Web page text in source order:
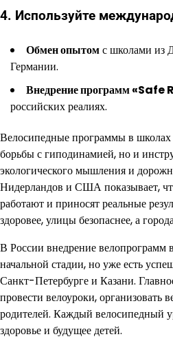
4. Используйте
Обмен опытомс школами из
Германии.
Внедрение программ
российских реалиях.
Велосипедные программы в школах
борьбы с гиподинамией, но и
экологического мышления и
Нидерландов и США показывает,
работают и приносят реальные
здоровее, улицы безопаснее, а
В России внедрение велопрограмм
начальной стадии, но уже есть
Санкт-Петербурге и Казани.
провести велоуроки, организовать
родителей. Каждый велосипедный
здоровье и будущее детей.